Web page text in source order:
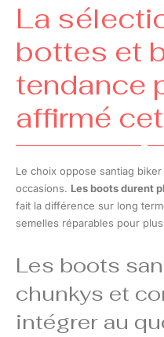
La
bottes et
tendance
affirmé
Le choix oppose santiag
occasions. Les boots durent
fait la différence sur long
semelles réparables pour plus
Les boots
chunkys et
intégrer au